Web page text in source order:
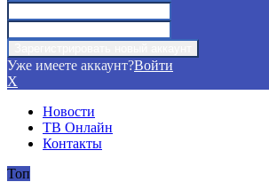
Уже имеете аккаунт?Войти
X
Новости
ТВ Онлайн
Контакты
Топ